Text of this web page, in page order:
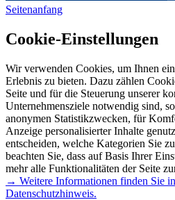
Seitenanfang
Cookie-Einstellungen
Wir verwenden Cookies, um Ihnen
Erlebnis zu bieten. Dazu zählen
Seite und für die Steuerung unserer
Unternehmensziele notwendig sind,
anonymen Statistikzwecken, für
Anzeige personalisierter Inhalte
entscheiden, welche Kategorien Sie
beachten Sie, dass auf Basis Ihrer
mehr alle Funktionalitäten der Seite
→ Weitere Informationen finden Sie
Datenschutzhinweis.